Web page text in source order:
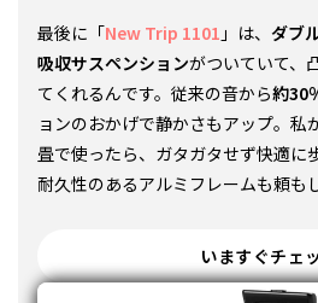
いますぐチェ
最後に「New Trip 1101 」は、 ダブ
吸収サスペンションがついていて、
てくれるんです。従来の音から約30
ョンのおかげで静かさもアップ。私
畳で使ったら、ガタガタせず快適に
耐久性のあるアルミフレームも頼も
いますぐチェ